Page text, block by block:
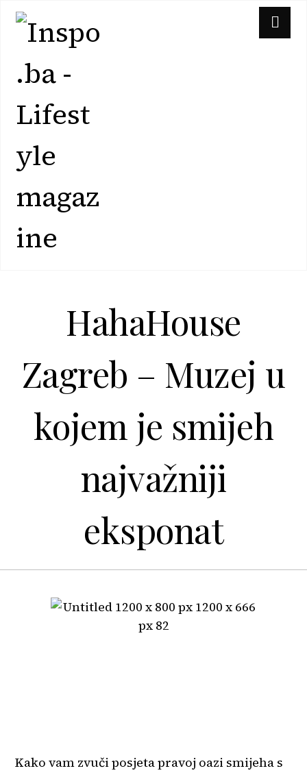
HahaHouse
Zagreb – Muzej u
kojem je smijeh
najvažniji
eksponat
Kako vam zvuči posjeta pravoj oazi smijeha s